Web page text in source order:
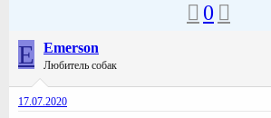
0
E Emerson
Любитель собак
17.07.2020